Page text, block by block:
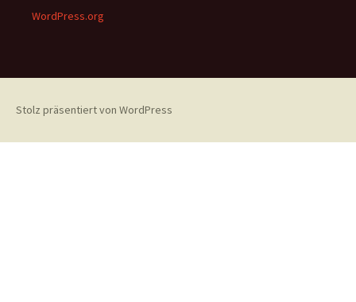
WordPress.org
Stolz präsentiert von WordPress